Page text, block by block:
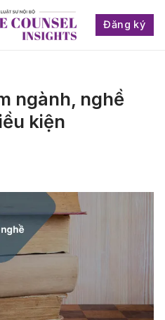
Đăng ký
Follow
ngành, nghề
kiện